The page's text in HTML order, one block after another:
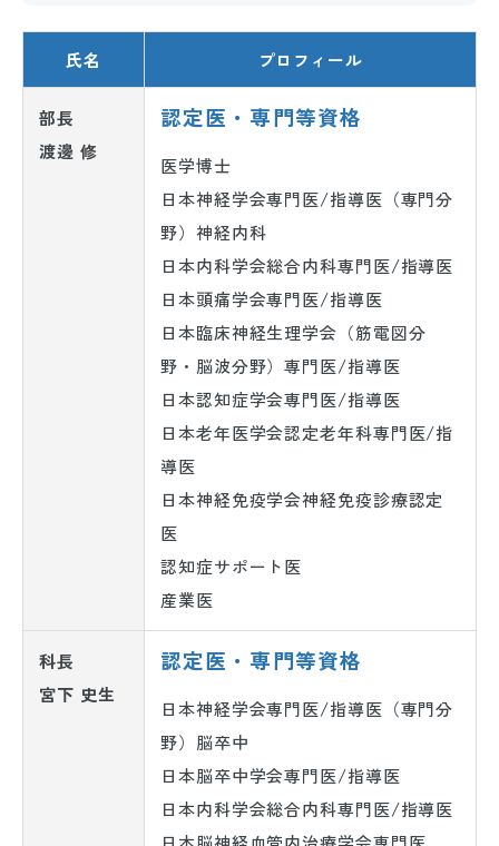
氏名 プロフィール
部長
渡邊 修
認定医・専門等資格
医学博士
日本神経学会専門医/指導医（専門分
野）神経内科
日本内科学会総合内科専門医/指導医
日本頭痛学会専門医/指導医
日本臨床神経生理学会（筋電図分
野・脳波分野）専門医/指導医
日本認知症学会専門医/指導医
日本老年医学会認定老年科専門医/指
導医
日本神経免疫学会神経免疫診療認定
医
認知症サポート医
産業医
科長
宮下 史生
認定医・専門等資格
日本神経学会専門医/指導医（専門分
野）脳卒中
日本脳卒中学会専門医/指導医
日本内科学会総合内科専門医/指導医